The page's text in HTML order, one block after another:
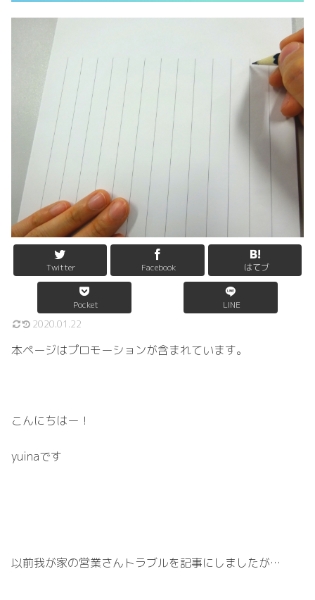
Twitter Facebook はてブ
Pocket LINE
2020.01.22
本ページはプロモーションが含まれています。
こんにちはー！
yuinaです
以前我が家の営業さんトラブルを記事にしましたが…